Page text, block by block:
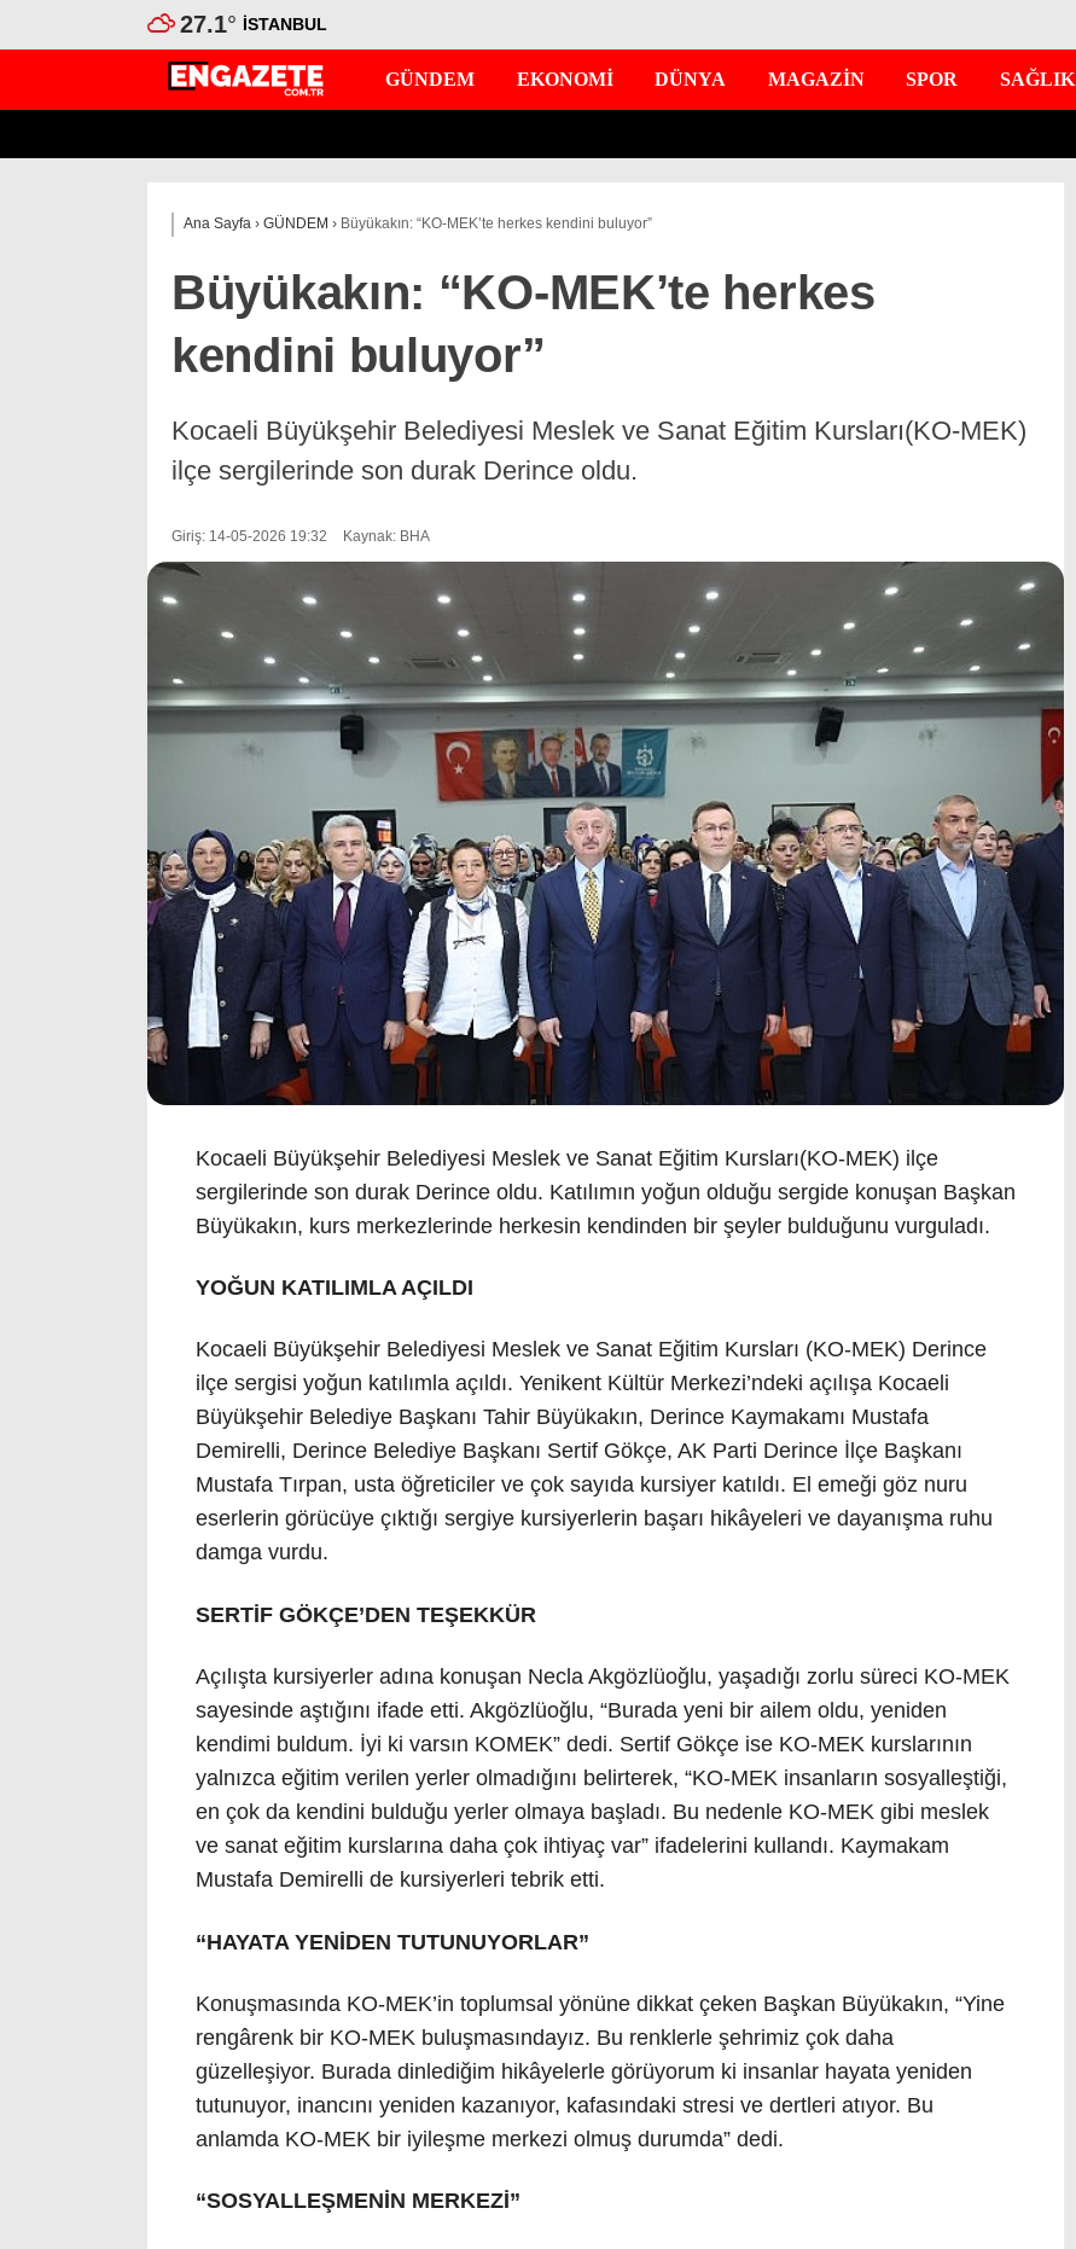
27.1° İSTANBUL
GÜNDEM EKONOMİ DÜNYA MAGAZİN SPOR SAĞLIK
Ana Sayfa › GÜNDEM › Büyükakın: “KO-MEK’te herkes kendini buluyor”
Büyükakın: “KO-MEK’te herkes
kendini buluyor”
Kocaeli Büyükşehir Belediyesi Meslek ve Sanat Eğitim Kursları(KO-MEK)
ilçe sergilerinde son durak Derince oldu.
Giriş: 14-05-2026 19:32 Kaynak: BHA
Kocaeli Büyükşehir Belediyesi Meslek ve Sanat Eğitim Kursları(KO-MEK) ilçe
sergilerinde son durak Derince oldu. Katılımın yoğun olduğu sergide konuşan Başkan
Büyükakın, kurs merkezlerinde herkesin kendinden bir şeyler bulduğunu vurguladı.
YOĞUN KATILIMLA AÇILDI
Kocaeli Büyükşehir Belediyesi Meslek ve Sanat Eğitim Kursları (KO-MEK) Derince
ilçe sergisi yoğun katılımla açıldı. Yenikent Kültür Merkezi’ndeki açılışa Kocaeli
Büyükşehir Belediye Başkanı Tahir Büyükakın, Derince Kaymakamı Mustafa
Demirelli, Derince Belediye Başkanı Sertif Gökçe, AK Parti Derince İlçe Başkanı
Mustafa Tırpan, usta öğreticiler ve çok sayıda kursiyer katıldı. El emeği göz nuru
eserlerin görücüye çıktığı sergiye kursiyerlerin başarı hikâyeleri ve dayanışma ruhu
damga vurdu.
SERTİF GÖKÇE’DEN TEŞEKKÜR
Açılışta kursiyerler adına konuşan Necla Akgözlüoğlu, yaşadığı zorlu süreci KO-MEK
sayesinde aştığını ifade etti. Akgözlüoğlu, “Burada yeni bir ailem oldu, yeniden
kendimi buldum. İyi ki varsın KOMEK” dedi. Sertif Gökçe ise KO-MEK kurslarının
yalnızca eğitim verilen yerler olmadığını belirterek, “KO-MEK insanların sosyalleştiği,
en çok da kendini bulduğu yerler olmaya başladı. Bu nedenle KO-MEK gibi meslek
ve sanat eğitim kurslarına daha çok ihtiyaç var” ifadelerini kullandı. Kaymakam
Mustafa Demirelli de kursiyerleri tebrik etti.
“HAYATA YENİDEN TUTUNUYORLAR”
Konuşmasında KO-MEK’in toplumsal yönüne dikkat çeken Başkan Büyükakın, “Yine
rengârenk bir KO-MEK buluşmasındayız. Bu renklerle şehrimiz çok daha
güzelleşiyor. Burada dinlediğim hikâyelerle görüyorum ki insanlar hayata yeniden
tutunuyor, inancını yeniden kazanıyor, kafasındaki stresi ve dertleri atıyor. Bu
anlamda KO-MEK bir iyileşme merkezi olmuş durumda” dedi.
“SOSYALLEŞMENİN MERKEZİ”